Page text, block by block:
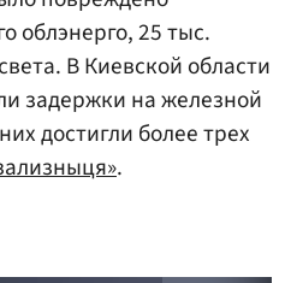
облэнерго, 25 тыс.
В Киевской области
задержки на железной
достигли более трех
.